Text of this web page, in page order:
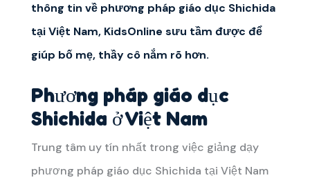
thông tin về phương pháp giáo dục Shichida
tại Việt Nam, KidsOnline sưu tầm được để
giúp bố mẹ, thầy cô nắm rõ hơn.
Phương pháp giáo dục
Shichida ở Việt Nam
Trung tâm uy tín nhất trong việc giảng dạy
phương pháp giáo dục Shichida tại Việt Nam